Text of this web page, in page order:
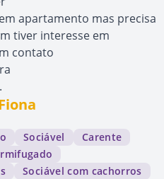
apartamento mas precisa
tiver interesse em
contato
Sociável
Carente
Sociável com cachorros